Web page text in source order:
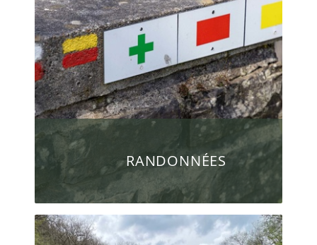
RANDONNÉES